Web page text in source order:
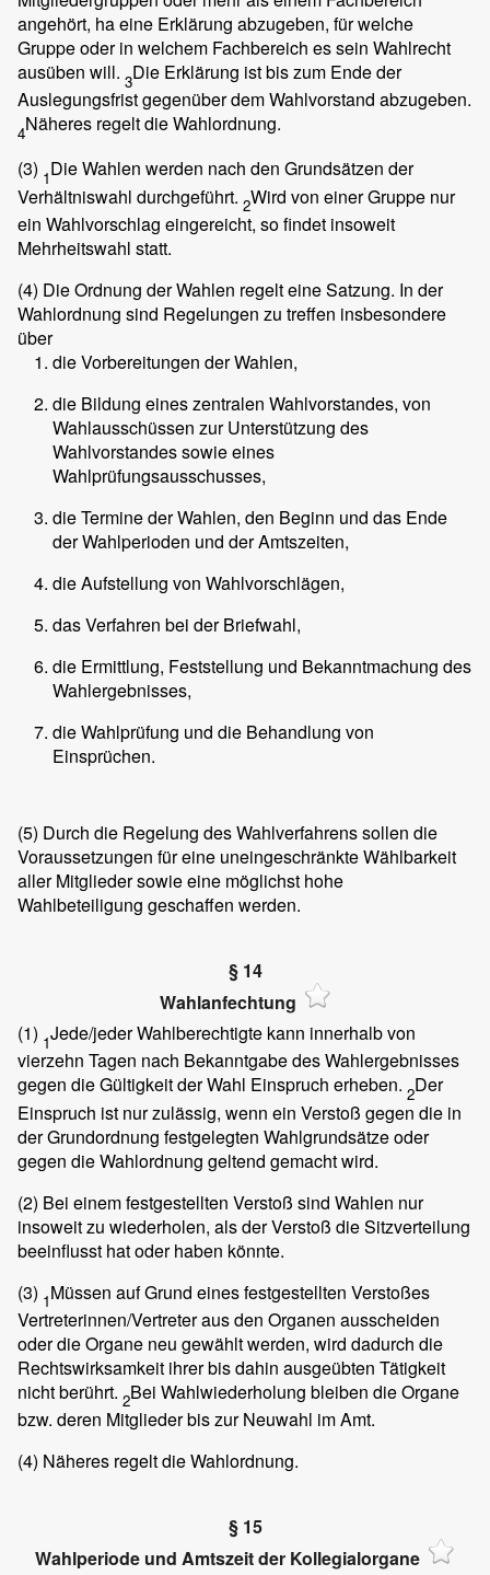
angehört, ha eine Erklärung abzugeben, für welche
Gruppe oder in welchem Fachbereich es sein Wahlrecht
ausüben will. 3Die Erklärung ist bis zum Ende der
Auslegungsfrist gegenüber dem Wahlvorstand abzugeben.
4Näheres regelt die Wahlordnung.
(3) 1Die Wahlen werden nach den Grundsätzen der
Verhältniswahl durchgeführt. 2Wird von einer Gruppe nur
ein Wahlvorschlag eingereicht, so findet insoweit
Mehrheitswahl statt.
(4) Die Ordnung der Wahlen regelt eine Satzung. In der
Wahlordnung sind Regelungen zu treffen insbesondere
über
die Vorbereitungen der Wahlen,
die Bildung eines zentralen Wahlvorstandes, von
Wahlausschüssen zur Unterstützung des
Wahlvorstandes sowie eines
Wahlprüfungsausschusses,
die Termine der Wahlen, den Beginn und das Ende
der Wahlperioden und der Amtszeiten,
die Aufstellung von Wahlvorschlägen,
das Verfahren bei der Briefwahl,
die Ermittlung, Feststellung und Bekanntmachung des
Wahlergebnisses,
die Wahlprüfung und die Behandlung von
Einsprüchen.
(5) Durch die Regelung des Wahlverfahrens sollen die
Voraussetzungen für eine uneingeschränkte Wählbarkeit
aller Mitglieder sowie eine möglichst hohe
Wahlbeteiligung geschaffen werden.
§ 14
Wahlanfechtung
(1) 1Jede/jeder Wahlberechtigte kann innerhalb von
vierzehn Tagen nach Bekanntgabe des Wahlergebnisses
gegen die Gültigkeit der Wahl Einspruch erheben. 2Der
Einspruch ist nur zulässig, wenn ein Verstoß gegen die in
der Grundordnung festgelegten Wahlgrundsätze oder
gegen die Wahlordnung geltend gemacht wird.
(2) Bei einem festgestellten Verstoß sind Wahlen nur
insoweit zu wiederholen, als der Verstoß die Sitzverteilung
beeinflusst hat oder haben könnte.
(3) 1Müssen auf Grund eines festgestellten Verstoßes
Vertreterinnen/Vertreter aus den Organen ausscheiden
oder die Organe neu gewählt werden, wird dadurch die
Rechtswirksamkeit ihrer bis dahin ausgeübten Tätigkeit
nicht berührt. 2Bei Wahlwiederholung bleiben die Organe
bzw. deren Mitglieder bis zur Neuwahl im Amt.
(4) Näheres regelt die Wahlordnung.
§ 15
Wahlperiode und Amtszeit der Kollegialorgane